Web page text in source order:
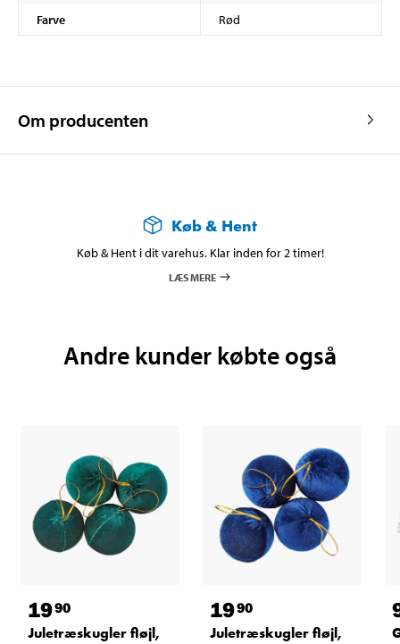
Farve
Rød
Om producenten
Køb & Hent
Køb & Hent i dit varehus. Klar inden for 2 timer!
LÆS MERE
Andre kunder købte også
1990
Juletræskugler fløjl,
1990
Juletræskugler fløjl,